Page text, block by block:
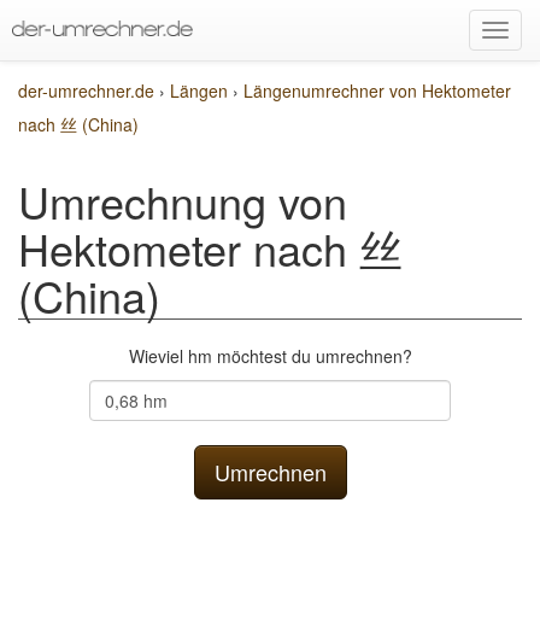
der-umrechner.de › Längen › Längenumrechner von Hektometer
nach 丝 (China)
Umrechnung von
Hektometer nach 丝
(China)
Wieviel hm möchtest du umrechnen?